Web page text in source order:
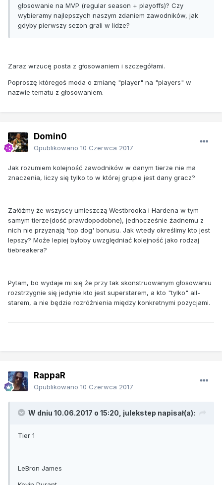
głosowanie na MVP (regular season + playoffs)? Czy
wybieramy najlepszych naszym zdaniem zawodników, jak
gdyby pierwszy sezon grali w lidze?
Zaraz wrzucę posta z głosowaniem i szczegółami.
Poproszę któregoś moda o zmianę "player" na "players" w
nazwie tematu z głosowaniem.
Domin0
Opublikowano 10 Czerwca 2017
Jak rozumiem kolejność zawodników w danym tierze nie ma
znaczenia, liczy się tylko to w której grupie jest dany gracz?
Załóżmy że wszyscy umieszczą Westbrooka i Hardena w tym
samym tierze(dość prawdopodobne), jednocześnie żadnemu z
nich nie przyznają 'top dog' bonusu. Jak wtedy określimy kto jest
lepszy? Może lepiej byłoby uwzględniać kolejność jako rodzaj
tiebreakera?
Pytam, bo wydaje mi się że przy tak skonstruowanym głosowaniu
rozstrzygnie się jedynie kto jest superstarem, a kto "tylko" all-
starem, a nie będzie rozróżnienia między konkretnymi pozycjami.
RappaR
Opublikowano 10 Czerwca 2017
W dniu 10.06.2017 o 15:20, julekstep napisał(a):
Tier 1
LeBron James